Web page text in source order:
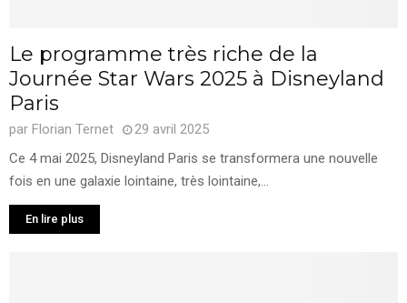
Le programme très riche de la
Journée Star Wars 2025 à Disneyland
Paris
par Florian Ternet
29 avril 2025
Ce 4 mai 2025, Disneyland Paris se transformera une nouvelle
fois en une galaxie lointaine, très lointaine,...
En lire plus